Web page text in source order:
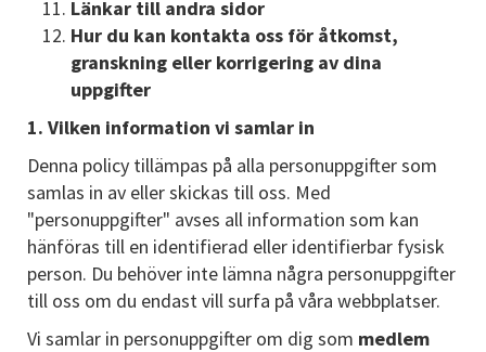
Länkar till andra sidor
Hur du kan kontakta oss för åtkomst,
granskning eller korrigering av dina
uppgifter
1. Vilken information vi samlar in
Denna policy tillämpas på alla personuppgifter som
samlas in av eller skickas till oss. Med
"personuppgifter" avses all information som kan
hänföras till en identifierad eller identifierbar fysisk
person. Du behöver inte lämna några personuppgifter
till oss om du endast vill surfa på våra webbplatser.
Vi samlar in personuppgifter om dig som medlem